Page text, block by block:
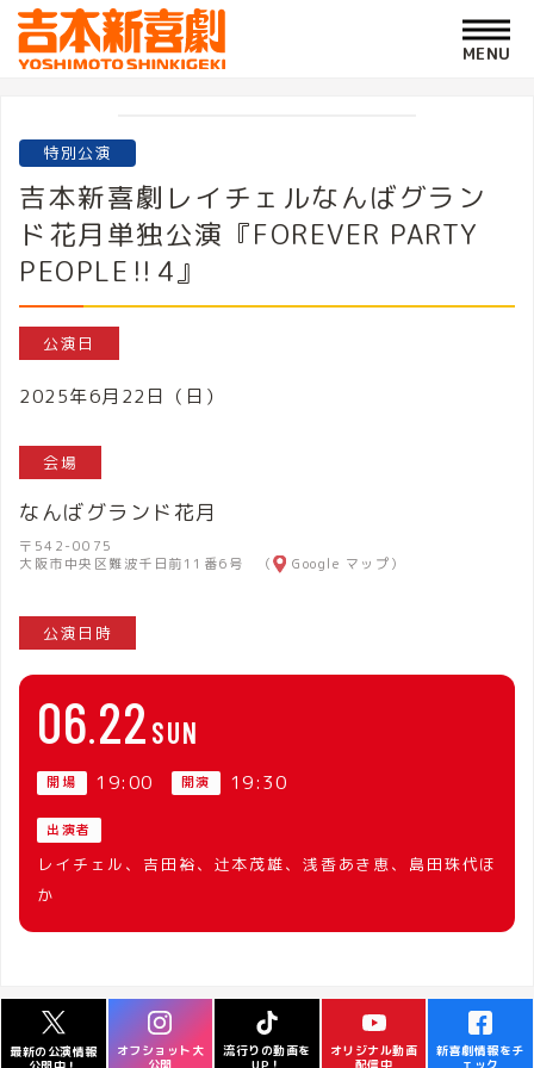
特別公演
吉本新喜劇レイチェルなんばグラン
ド花月単独公演『FOREVER PARTY
PEOPLE‼4』
公演日
2025年6月22日（日）
会場
なんばグランド花月
〒542-0075
大阪市中央区難波千日前11番6号 （
Google マップ）
公演日時
06 22 SUN
開場 19:00 開演 19:30
出演者
レイチェル、吉田裕、辻本茂雄、浅香あき恵、島田珠代ほ
か
最新の公演情報
オフショット大
流行りの動画を
オリジナル動画
新喜劇情報をチ